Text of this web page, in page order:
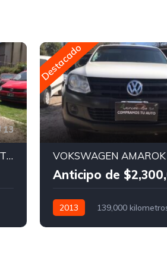
13
JEEP GRAND CHEROKEE LIMITED V8
Destacado
Anticipo de
2013
139,000